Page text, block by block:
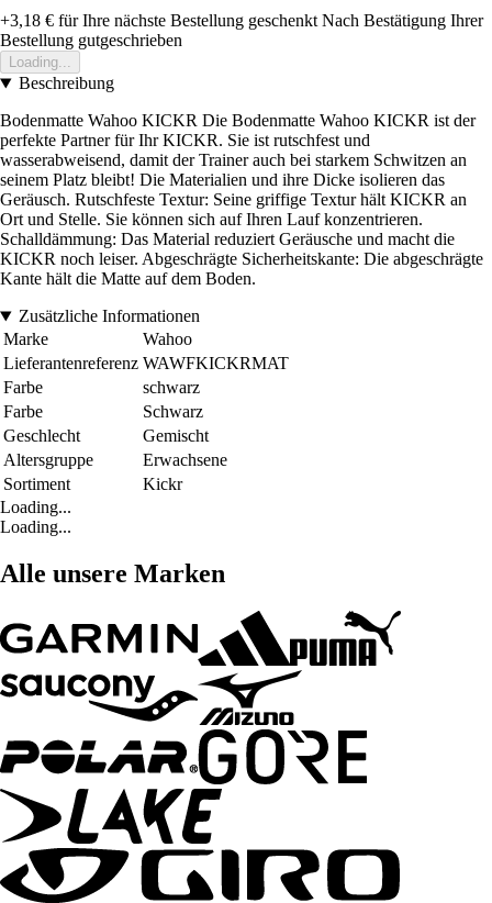
+3,18 € für Ihre nächste Bestellung geschenkt Nach Bestätigung Ihrer
Bestellung gutgeschrieben
Loading...
Beschreibung
Bodenmatte Wahoo KICKR Die Bodenmatte Wahoo KICKR ist der
perfekte Partner für Ihr KICKR. Sie ist rutschfest und
wasserabweisend, damit der Trainer auch bei starkem Schwitzen an
seinem Platz bleibt! Die Materialien und ihre Dicke isolieren das
Geräusch. Rutschfeste Textur: Seine griffige Textur hält KICKR an
Ort und Stelle. Sie können sich auf Ihren Lauf konzentrieren.
Schalldämmung: Das Material reduziert Geräusche und macht die
KICKR noch leiser. Abgeschrägte Sicherheitskante: Die abgeschrägte
Kante hält die Matte auf dem Boden.
Zusätzliche Informationen
Marke
Wahoo
Lieferantenreferenz WAWFKICKRMAT
Farbe
schwarz
Farbe
Schwarz
Geschlecht
Gemischt
Altersgruppe
Erwachsene
Sortiment
Kickr
Loading...
Loading...
Alle unsere Marken